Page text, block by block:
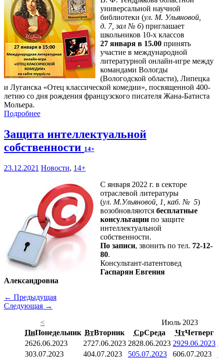
универсальной научной
библиотеки (ул. М. Ульяновой,
д. 7, зал № 6) приглашает
школьников 10-х классов
27 января в 15.00 принять
участие в международной
литературной онлайн-игре между
командами Вологды
(Вологодской области), Липецка
и Луганска «Отец классической комедии», посвященной 400-
летию со дня рождения французского писателя Жана-Батиста
Мольера.
Подробнее
Защита интеллектуальной
собственности 14+
23.12.2021 Новости, 14+
С января 2022 г. в секторе
отраслевой литературы
(ул. М.Ульяновой, 1, каб. № 5)
возобновляются бесплатные
консультации по защите
интеллектуальной
собственности.
По записи, звонить по тел. 72-12-
80.
Консультант-патентовед
Гаспарян Евгения
Александровна
← Предыдущая
Следующая →
<
Июль 2023
ПнПонедельник ВтВторник СрСреда ЧтЧетверг
2626.06.2023 2727.06.2023 2828.06.2023 2929.06.2023
303.07.2023 404.07.2023 505.07.2023 606.07.2023